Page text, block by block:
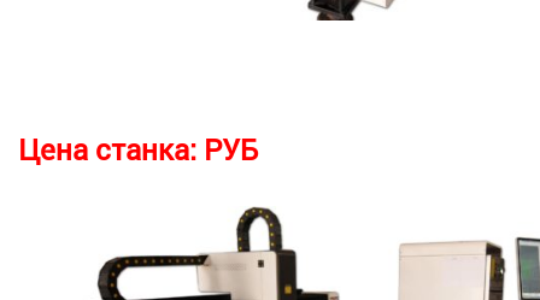
Цена станка: РУБ